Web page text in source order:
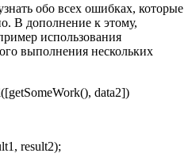
обо всех ошибках, которые
В дополнение к этому,
использования
выполнения нескольких
data2])
result2);